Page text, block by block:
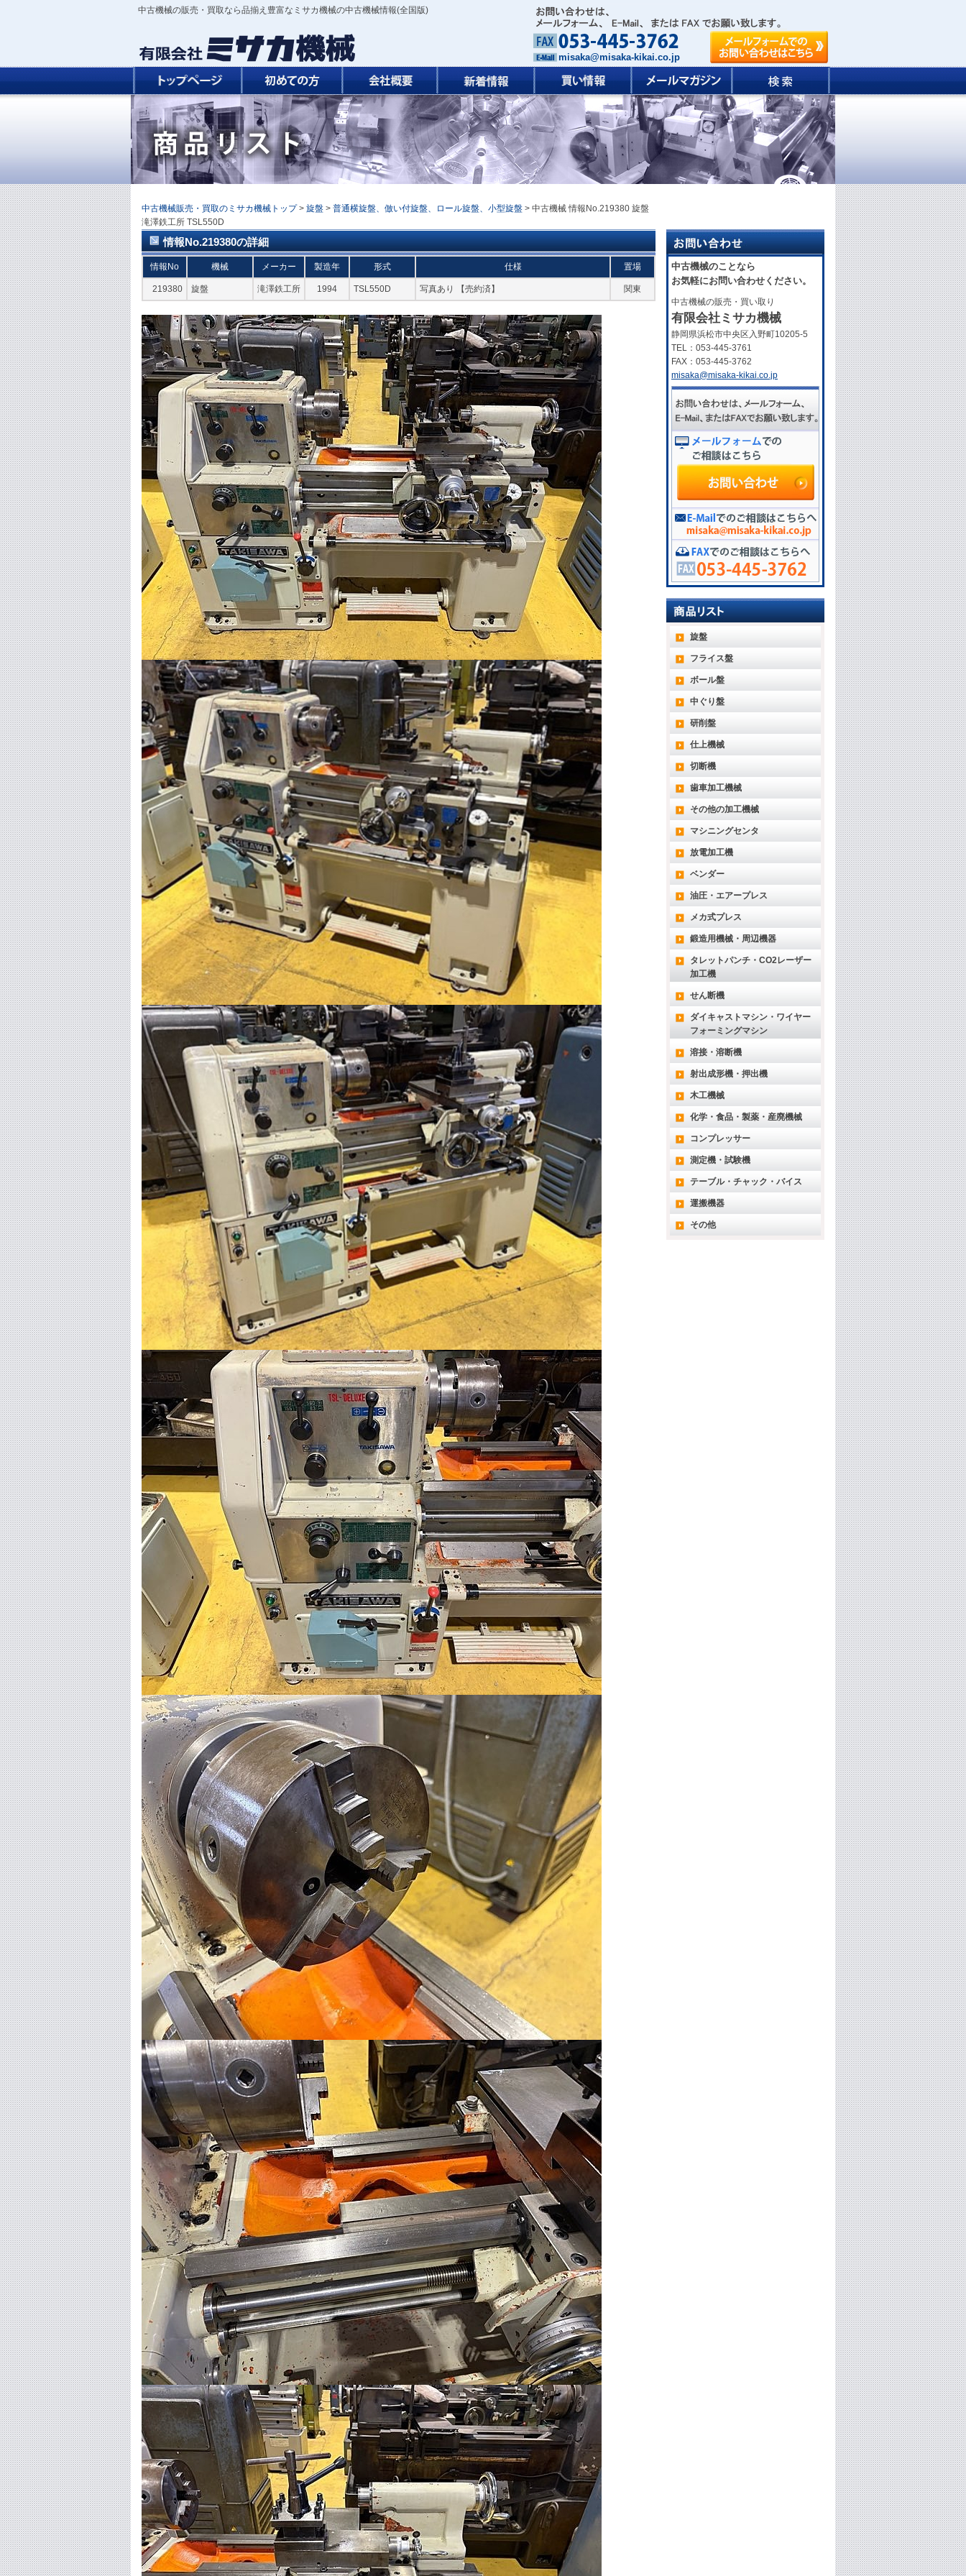
中古機械の販売・買取なら品揃え豊富なミサカ機械の中古機械情報(全国版)
misaka@misaka-kikai.co.jp
中古機械販売・買取のミサカ機械トップ > 旋盤 > 普通横旋盤、倣い付旋盤、ロール旋盤、小型旋盤 > 中古機械 情報No.219380 旋盤
滝澤鉄工所 TSL550D
情報No.219380の詳細
情報No 機械 メーカー 製造年 形式 仕様 置場
219380 旋盤 滝澤鉄工所 1994 TSL550D 写真あり 【売約済】 関東
中古機械のことなら
お気軽にお問い合わせください。
中古機械の販売・買い取り
有限会社ミサカ機械
静岡県浜松市中央区入野町10205-5
TEL：053-445-3761
FAX：053-445-3762
misaka@misaka-kikai.co.jp
旋盤
フライス盤
ボール盤
中ぐり盤
研削盤
仕上機械
切断機
歯車加工機械
その他の加工機械
マシニングセンタ
放電加工機
ベンダー
油圧・エアープレス
メカ式プレス
鍛造用機械・周辺機器
タレットパンチ・CO2レーザー
加工機
せん断機
ダイキャストマシン・ワイヤー
フォーミングマシン
溶接・溶断機
射出成形機・押出機
木工機械
化学・食品・製薬・産廃機械
コンプレッサー
測定機・試験機
テーブル・チャック・バイス
運搬機器
その他